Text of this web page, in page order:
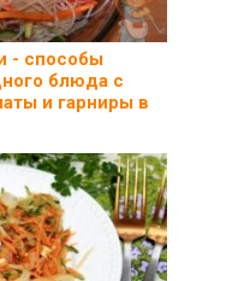
- способы
блюда с
и гарниры в